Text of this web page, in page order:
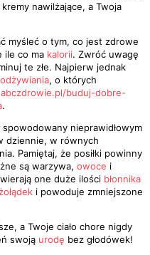
nawilżające, a Twoja
myśleć o tym, co jest zdrowe
ile co ma kalorii. Zwróć uwagę
te złe. Najpierw jednak
, o których
buduj-dobre-
.
nieprawidłowym
dziennie, w równych
Pamiętaj, że posiłki powinny
są warzywa, owoce i
one duże ilości błonnika
żołądek i powoduje zmniejszone
a Twoje ciało chore nigdy
swoją urodę bez głodówek!